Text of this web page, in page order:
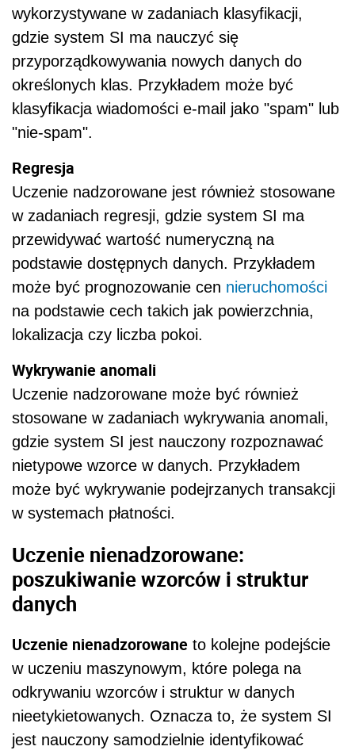
wykorzystywane w zadaniach klasyfikacji,
gdzie system SI ma nauczyć się
przyporządkowywania nowych danych do
określonych klas. Przykładem może być
klasyfikacja wiadomości e-mail jako "spam" lub
"nie-spam".
Regresja
Uczenie nadzorowane jest również stosowane
w zadaniach regresji, gdzie system SI ma
przewidywać wartość numeryczną na
podstawie dostępnych danych. Przykładem
może być prognozowanie cen nieruchomości
na podstawie cech takich jak powierzchnia,
lokalizacja czy liczba pokoi.
Wykrywanie anomali
Uczenie nadzorowane może być również
stosowane w zadaniach wykrywania anomali,
gdzie system SI jest nauczony rozpoznawać
nietypowe wzorce w danych. Przykładem
może być wykrywanie podejrzanych transakcji
w systemach płatności.
Uczenie nienadzorowane:
poszukiwanie wzorców i struktur
danych
Uczenie nienadzorowane to kolejne podejście
w uczeniu maszynowym, które polega na
odkrywaniu wzorców i struktur w danych
nieetykietowanych. Oznacza to, że system SI
jest nauczony samodzielnie identyfikować